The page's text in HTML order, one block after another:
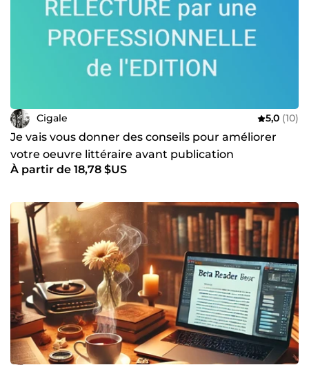
Cigale 5,0 (10)
Je vais vous donner des conseils pour améliorer
votre oeuvre littéraire avant publication
À partir de 18,78 $US